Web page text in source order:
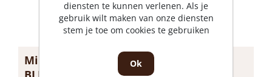
Milwaukee accu slagschroef. M18
diensten te kunnen verlenen. Als je
gebruik wilt maken van onze diensten
stem je toe om cookies te gebruiken
Ok